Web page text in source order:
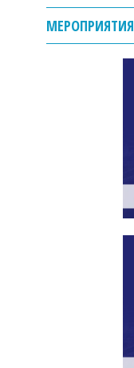
МЕРОПРИЯТИЯ